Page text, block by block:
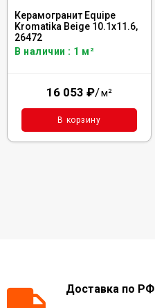
Керамогранит Equipe
Kromatika Beige 10.1x11.6,
26472
В наличии : 1 м²
16 053 ₽/м²
В корзину
Доставка по РФ